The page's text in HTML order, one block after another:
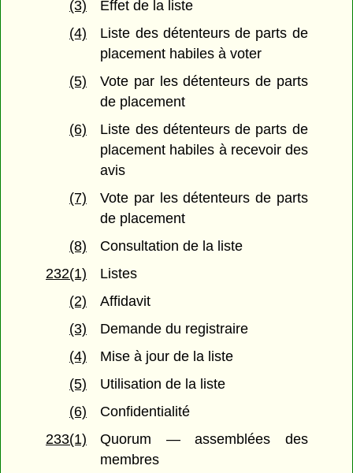
(3)
Effet de la liste
(4)
Liste des détenteurs de parts de
placement habiles à voter
(5)
Vote par les détenteurs de parts
de placement
(6)
Liste des détenteurs de parts de
placement habiles à recevoir des
avis
(7)
Vote par les détenteurs de parts
de placement
(8)
Consultation de la liste
232(1)
Listes
(2)
Affidavit
(3)
Demande du registraire
(4)
Mise à jour de la liste
(5)
Utilisation de la liste
(6)
Confidentialité
233(1)
Quorum — assemblées des
membres